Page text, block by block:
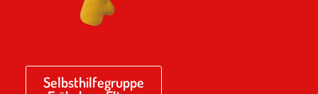
Selbsthilfegruppe